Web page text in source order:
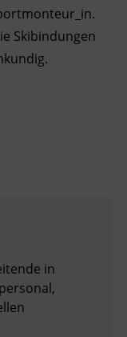
Skibindungen
in